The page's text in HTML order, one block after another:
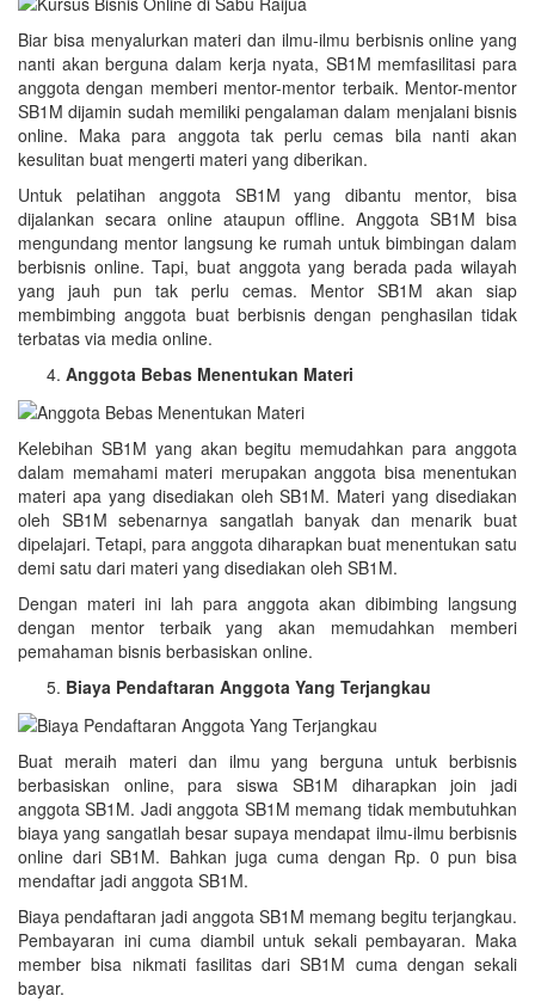
Biar bisa menyalurkan materi dan ilmu-ilmu berbisnis online yang
nanti akan berguna dalam kerja nyata, SB1M memfasilitasi para
anggota dengan memberi mentor-mentor terbaik. Mentor-mentor
SB1M dijamin sudah memiliki pengalaman dalam menjalani bisnis
online. Maka para anggota tak perlu cemas bila nanti akan
kesulitan buat mengerti materi yang diberikan.
Untuk pelatihan anggota SB1M yang dibantu mentor, bisa
dijalankan secara online ataupun offline. Anggota SB1M bisa
mengundang mentor langsung ke rumah untuk bimbingan dalam
berbisnis online. Tapi, buat anggota yang berada pada wilayah
yang jauh pun tak perlu cemas. Mentor SB1M akan siap
membimbing anggota buat berbisnis dengan penghasilan tidak
terbatas via media online.
Anggota Bebas Menentukan Materi
Kelebihan SB1M yang akan begitu memudahkan para anggota
dalam memahami materi merupakan anggota bisa menentukan
materi apa yang disediakan oleh SB1M. Materi yang disediakan
oleh SB1M sebenarnya sangatlah banyak dan menarik buat
dipelajari. Tetapi, para anggota diharapkan buat menentukan satu
demi satu dari materi yang disediakan oleh SB1M.
Dengan materi ini lah para anggota akan dibimbing langsung
dengan mentor terbaik yang akan memudahkan memberi
pemahaman bisnis berbasiskan online.
Biaya Pendaftaran Anggota Yang Terjangkau
Buat meraih materi dan ilmu yang berguna untuk berbisnis
berbasiskan online, para siswa SB1M diharapkan join jadi
anggota SB1M. Jadi anggota SB1M memang tidak membutuhkan
biaya yang sangatlah besar supaya mendapat ilmu-ilmu berbisnis
online dari SB1M. Bahkan juga cuma dengan Rp. 0 pun bisa
mendaftar jadi anggota SB1M.
Biaya pendaftaran jadi anggota SB1M memang begitu terjangkau.
Pembayaran ini cuma diambil untuk sekali pembayaran. Maka
member bisa nikmati fasilitas dari SB1M cuma dengan sekali
bayar.